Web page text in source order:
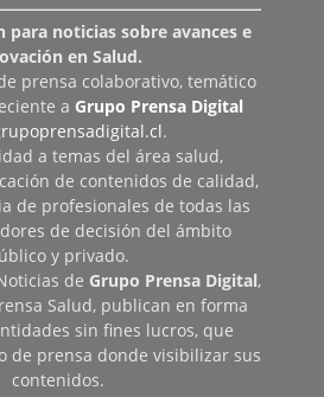
para noticias sobre avances e
en Salud.
prensa colaborativo, temático
a Grupo Prensa Digital
.
a temas del área salud,
de contenidos de calidad,
de profesionales de todas las
de decisión del ámbito
y privado.
de Grupo Prensa Digital,
Salud, publican en forma
sin fines lucros, que
de prensa donde visibilizar sus
contenidos.